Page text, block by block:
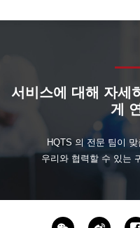
서비스에 대해 자세
게
HQTS 의 전문 팀이
우리와 협력할 수 있는